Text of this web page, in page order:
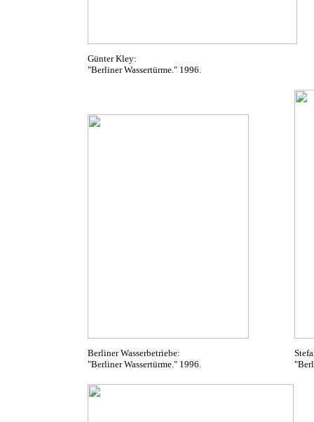
Günter Kley:
"Berliner Wassertürme." 1996.
Berliner Wasserbetriebe:
"Berliner Wassertürme." 1996.